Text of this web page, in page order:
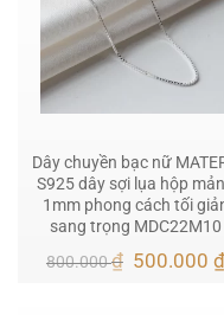
Dây chuyền bạc nữ
S925 dây sợi lụa hộp
1mm phong cách tối
sang trọng MDC22M10
800.000₫ Giá
500.000₫